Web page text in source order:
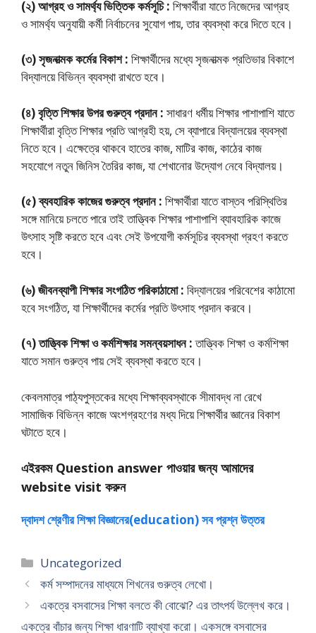
(২) আগ্রহ ও সামর্থ্য ভিত্তিক কর্মসূচি : শিক্ষার্থীরা যাতে নিজেদের আগ্রহ
ও সামর্থ্য অনুযায়ী কর্মী নির্বাচনের সুযােগ পায়, তার ব্যবস্থা করে দিতে হবে।
(৩) সৃজনাত্মক কর্মের বিকাশ : শিক্ষার্থীদের মধ্যে সৃজনাত্মক প্রতিভার বিকাশে
বিদ্যালয়ে বিভিন্ন ব্যবস্থা রাখতে হবে।
(৪) বৃত্তি শিক্ষার উপর গুরুত্ব প্রদান : সাধারণ ধর্মীয় শিক্ষার পাশাপাশি যাতে
শিক্ষার্থীরা বৃত্তি শিক্ষার প্রতি আগ্রহী হয়, সে ব্যাপারে বিদ্যালয়ের ব্যবস্থা
নিতে হবে। এক্ষেত্রে থাকবে হাতের কাজ, মাটির কাজ, কাঠের কাজ
সহযােগে নতুন জিনিস তৈরির কাজ, যা শেখানাের উদ্যোগ নেবে বিদ্যালয়।
(৫) ব্যবহারিক কাজের গুরুত্ব প্রদান : শিক্ষার্থীরা যাতে বাস্তব পরিস্থিতির
সঙ্গে মানিয়ে চলতে পারে তাই তাত্ত্বিক শিক্ষার পাশাপাশি ব্যাবহারিক কাজে
উৎসাহ সৃষ্টি করতে হবে এবং সেই উপযোগী কর্মসূচির ব্যবস্থা গ্রহণ করতে
হবে।
(৬) জীবনব্যাপী শিক্ষার সংগঠিত পরিকাঠামো : বিদ্যালয়ের পরিবেশের কাঠামাে
হবে সংগঠিত, যা শিক্ষার্থীদের কর্মের প্রতি উৎসাহ প্রদান করবে।
(৭) তাত্ত্বিক শিক্ষা ও কর্মশিক্ষার সমন্বয়সাধন :তাত্ত্বিক শিক্ষা ও কর্মশিক্ষা
যাতে সমান গুরুত্ব পায় সেই ব্যবস্থা করতে হবে।
কেবলমাত্র পাঠ্যপুস্তকের মধ্যে শিক্ষাব্যবস্থাকে সীমাবদ্ধ না রেখে
সামাজিক বিভিন্ন কাজে অংশগ্রহণের মধ্য দিয়ে শিক্ষার্থীর জ্ঞানের বিকাশ
ঘটাতে হবে।
এইরকম Question answer পাওয়ার জন্য আমাদের
website visit করুন
দ্বাদশ শ্রেণীর শিক্ষা বিজ্ঞানের(education) সব প্রশ্ন উত্তর
Categories
Uncategorized
কর্ম সম্পাদনের মাধ্যমে শিখনের গুরুত্ব লেখাে।
একত্রে বসবাসের শিক্ষা বলতে কী বােঝাে? এর তাৎপর্য উল্লেখ করে।
একত্রে বাঁচার জন্য শিক্ষা ধারণাটি ব্যাখ্যা করাে। একসঙ্গে বসবাসের